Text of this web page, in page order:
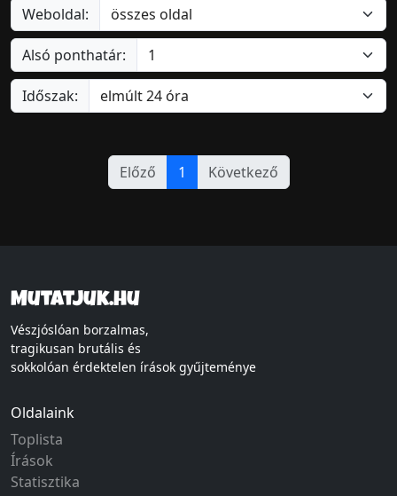
Weboldal:
Alsó ponthatár:
Időszak:
Előző 1 Következő
Mutatjuk.hu
Vészjóslóan borzalmas,
tragikusan brutális és
sokkolóan érdektelen írások gyűjteménye
Oldalaink
Toplista
Írások
Statisztika